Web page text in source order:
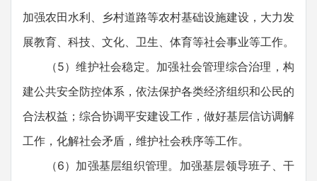
加强农田水利、乡村道路等农村基础设施建设，大力发
展教育、科技、文化、卫生、体育等社会事业等工作。
（5）维护社会稳定。加强社会管理综合治理，构
建公共安全防控体系，依法保护各类经济组织和公民的
合法权益；综合协调平安建设工作，做好基层信访调解
工作，化解社会矛盾，维护社会秩序等工作。
（6）加强基层组织管理。加强基层领导班子、干